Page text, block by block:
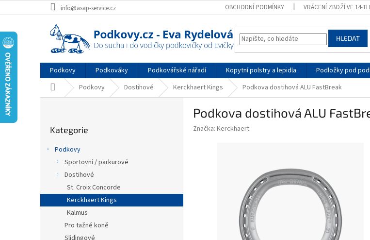
na
info@asap-service.cz OBCHODNÍ PODMÍNKY VRÁCENÍ ZBOŽÍ VE 14-TI
HLEDAT
Podkovy Podkováky Podkovářské nářadí Kopytní polstry a lepidla Podložky pod
Domů Podkovy Dostihové Kerckhaert Kings Podkova dostihová ALU FastBreak
a
kategorie
Kategorie
Podkovy
Sportovní / parkurové
Dostihové
St. Croix Concorde
Kerckhaert Kings
Kalmus
Pro tažné koně
Slidingové
Podkova dostihová ALU
Značka: Kerckhaert